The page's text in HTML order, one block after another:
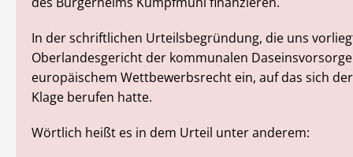
In der schriftlichen Urteilsbegründung, die uns
Oberlandesgericht der kommunalen
europäischem Wettbewerbsrecht ein, auf das sich
Klage berufen hatte.
Wörtlich heißt es in dem Urteil unter anderem: